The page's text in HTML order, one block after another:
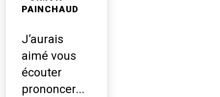
PAINCHAUD
J’aurais
aimé vous
écouter
prononcer...